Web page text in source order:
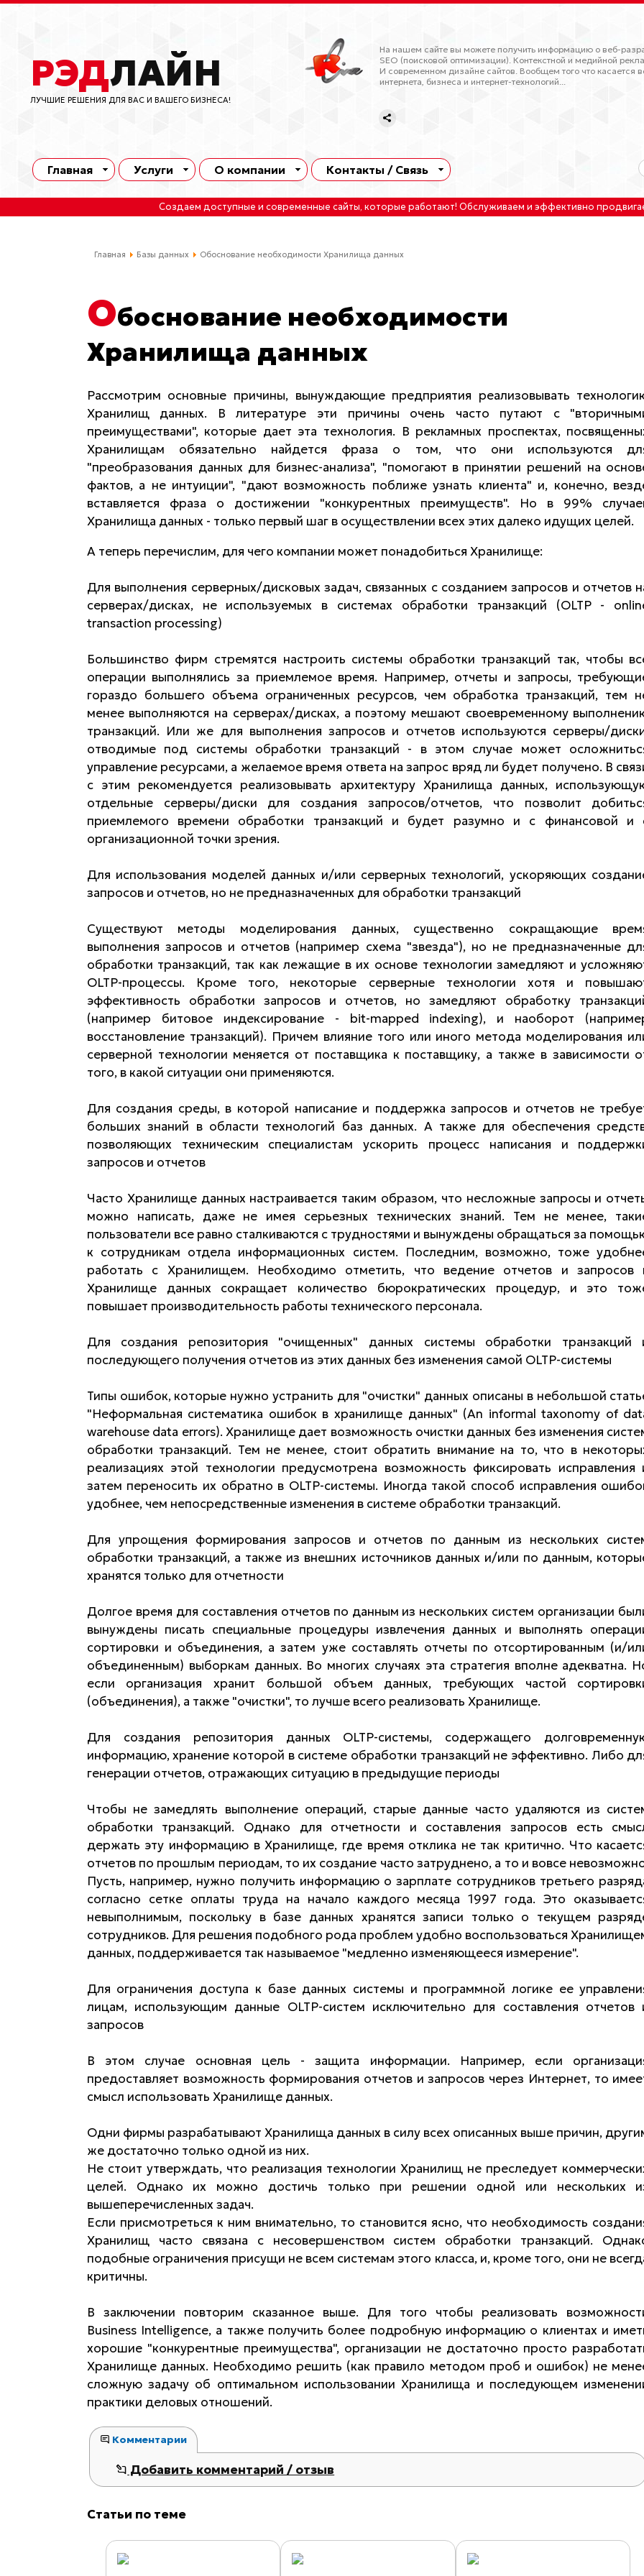
РЭДЛАЙН
ЛУЧШИЕ РЕШЕНИЯ ДЛЯ ВАС И ВАШЕГО БИЗНЕСА!
На нашем сайте вы можете получить информацию о веб-
SEO (поисковой оптимизации). Контекстной и медийной
И современном дизайне сайтов. Вообщем того что касается
интернета, бизнеса и интернет-технологий...
Главная Услуги О компании Контакты / Связь
Создаем доступные и современные сайты, которые работают! Обслуживаем и эффективно
Главная Базы данных Обоснование необходимости Хранилища данных
Обоснование необходимости
Хранилища данных
Рассмотрим основные причины, вынуждающие предприятия реализовывать
Хранилищ данных. В литературе эти причины очень часто путают с
преимуществами", которые дает эта технология. В рекламных проспектах,
Хранилищам обязательно найдется фраза о том, что они используются
"преобразования данных для бизнес-анализа", "помогают в принятии решений на
фактов, а не интуиции", "дают возможность поближе узнать клиента" и, конечно,
вставляется фраза о достижении "конкурентных преимуществ". Но в 99%
Хранилища данных - только первый шаг в осуществлении всех этих далеко идущих целей.
А теперь перечислим, для чего компании может понадобиться Хранилище:
Для выполнения серверных/дисковых задач, связанных с созданием запросов и отчетов
серверах/дисках, не используемых в системах обработки транзакций (OLTP -
transaction processing)
Большинство фирм стремятся настроить системы обработки транзакций так, чтобы
операции выполнялись за приемлемое время. Например, отчеты и запросы,
гораздо большего объема ограниченных ресурсов, чем обработка транзакций, тем
менее выполняются на серверах/дисках, а поэтому мешают своевременному
транзакций. Или же для выполнения запросов и отчетов используются серверы/
отводимые под системы обработки транзакций - в этом случае может
управление ресурсами, а желаемое время ответа на запрос вряд ли будет получено. В
с этим рекомендуется реализовывать архитектуру Хранилища данных,
отдельные серверы/диски для создания запросов/отчетов, что позволит
приемлемого времени обработки транзакций и будет разумно и с финансовой и
организационной точки зрения.
Для использования моделей данных и/или серверных технологий, ускоряющих
запросов и отчетов, но не предназначенных для обработки транзакций
Существуют методы моделирования данных, существенно сокращающие
выполнения запросов и отчетов (например схема "звезда"), но не предназначенные
обработки транзакций, так как лежащие в их основе технологии замедляют и
OLTP-процессы. Кроме того, некоторые серверные технологии хотя и
эффективность обработки запросов и отчетов, но замедляют обработку
(например битовое индексирование - bit-mapped indexing), и наоборот
восстановление транзакций). Причем влияние того или иного метода моделирования
серверной технологии меняется от поставщика к поставщику, а также в зависимости
того, в какой ситуации они применяются.
Для создания среды, в которой написание и поддержка запросов и отчетов не
больших знаний в области технологий баз данных. А также для обеспечения
позволяющих техническим специалистам ускорить процесс написания и
запросов и отчетов
Часто Хранилище данных настраивается таким образом, что несложные запросы и
можно написать, даже не имея серьезных технических знаний. Тем не менее,
пользователи все равно сталкиваются с трудностями и вынуждены обращаться за
к сотрудникам отдела информационных систем. Последним, возможно, тоже
работать с Хранилищем. Необходимо отметить, что ведение отчетов и запросов
Хранилище данных сокращает количество бюрократических процедур, и это
повышает производительность работы технического персонала.
Для создания репозитория "очищенных" данных системы обработки транзакций
последующего получения отчетов из этих данных без изменения самой OLTP-cистемы
Типы ошибок, которые нужно устранить для "очистки" данных описаны в небольшой
"Неформальная систематика ошибок в хранилище данных" (An informal taxonomy of
warehouse data errors). Хранилище дает возможность очистки данных без изменения
обработки транзакций. Тем не менее, стоит обратить внимание на то, что в
реализациях этой технологии предусмотрена возможность фиксировать исправления
затем переносить их обратно в OLTP-системы. Иногда такой способ исправления
удобнее, чем непосредственные изменения в системе обработки транзакций.
Для упрощения формирования запросов и отчетов по данным из нескольких
обработки транзакций, а также из внешних источников данных и/или по данным,
хранятся только для отчетности
Долгое время для составления отчетов по данным из нескольких систем организации
вынуждены писать специальные процедуры извлечения данных и выполнять
сортировки и объединения, а затем уже составлять отчеты по отсортированным (и/
объединенным) выборкам данных. Во многих случаях эта стратегия вполне адекватна.
если организация хранит большой объем данных, требующих частой
(объединения), а также "очистки", то лучше всего реализовать Хранилище.
Для создания репозитория данных OLTP-системы, содержащего
информацию, хранение которой в системе обработки транзакций не эффективно. Либо
генерации отчетов, отражающих ситуацию в предыдущие периоды
Чтобы не замедлять выполнение операций, старые данные часто удаляются из
обработки транзакций. Однако для отчетности и составления запросов есть
держать эту информацию в Хранилище, где время отклика не так критично. Что
отчетов по прошлым периодам, то их создание часто затруднено, а то и вовсе
Пусть, например, нужно получить информацию о зарплате сотрудников третьего
согласно сетке оплаты труда на начало каждого месяца 1997 года. Это
невыполнимым, поскольку в базе данных хранятся записи только о текущем
сотрудников. Для решения подобного рода проблем удобно воспользоваться
данных, поддерживается так называемое "медленно изменяющееся измерение".
Для ограничения доступа к базе данных системы и программной логике ее
лицам, использующим данные OLTP-систем исключительно для составления отчетов
запросов
В этом случае основная цель - защита информации. Например, если
предоставляет возможность формирования отчетов и запросов через Интернет, то
смысл использовать Хранилище данных.
Одни фирмы разрабатывают Хранилища данных в силу всех описанных выше причин,
же достаточно только одной из них.
Не стоит утверждать, что реализация технологии Хранилищ не преследует
целей. Однако их можно достичь только при решении одной или нескольких
вышеперечисленных задач.
Если присмотреться к ним внимательно, то становится ясно, что необходимость
Хранилищ часто связана с несовершенством систем обработки транзакций.
подобные ограничения присущи не всем системам этого класса, и, кроме того, они не
критичны.
В заключении повторим сказанное выше. Для того чтобы реализовать
Business Intelligence, а также получить более подробную информацию о клиентах и
хорошие "конкурентные преимущества", организации не достаточно просто
Хранилище данных. Необходимо решить (как правило методом проб и ошибок) не
сложную задачу об оптимальном использовании Хранилища и последующем
практики деловых отношений.
Комментарии
Добавить комментарий / отзыв
Статьи по теме